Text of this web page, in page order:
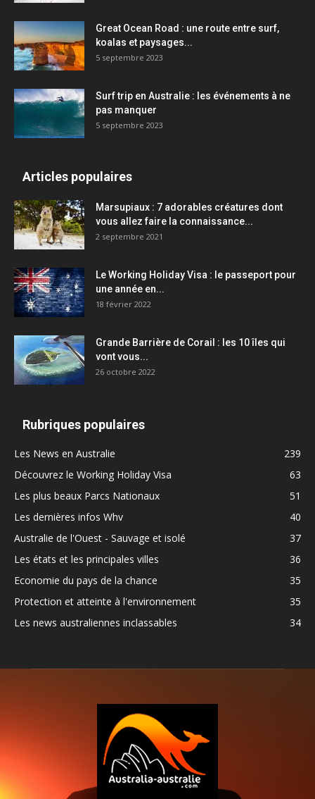
Great Ocean Road : une route entre surf,
koalas et paysages...
5 septembre 2023
Surf trip en Australie : les événements à ne
pas manquer
5 septembre 2023
Articles populaires
Marsupiaux : 7 adorables créatures dont
vous allez faire la connaissance...
2 septembre 2021
Le Working Holiday Visa : le passeport pour
une année en...
18 février 2022
Grande Barrière de Corail : les 10 îles qui
vont vous...
26 octobre 2022
Rubriques populaires
Les News en Australie
239
Découvrez le Working Holiday Visa
63
Les plus beaux Parcs Nationaux
51
Les dernières infos Whv
40
Australie de l'Ouest - Sauvage et isolé
37
Les états et les principales villes
36
Economie du pays de la chance
35
Protection et atteinte à l'environnement
35
Les news australiennes inclassables
34